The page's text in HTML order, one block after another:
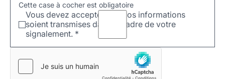
Cette case à cocher est obligatoire
Vous devez accepter que vos informations
soient transmises dans le cadre de votre
signalement. *